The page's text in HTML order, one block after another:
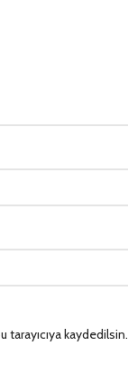
kaydedilsin.